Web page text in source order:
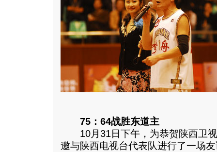
75：64战胜东道主
10月31日下午，为恭贺陕西卫视
邀与陕西电视台代表队进行了一场